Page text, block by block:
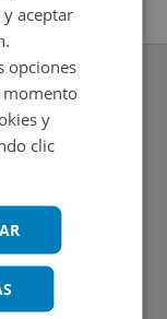
aceptar
opciones
momento
y
clic